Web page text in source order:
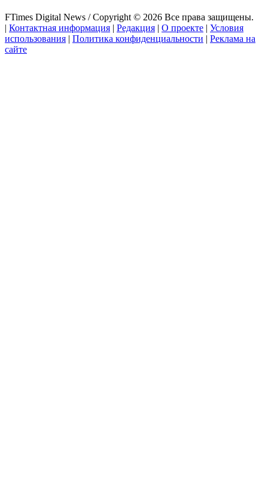
FTimes Digital News / Copyright © 2026 Все права защищены.
| Контактная информация | Редакция | О проекте | Условия
использования | Политика конфиденциальности | Реклама на
сайте